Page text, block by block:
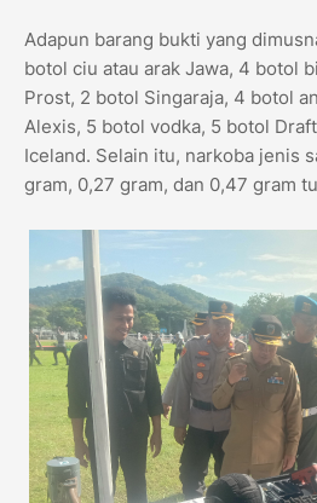
Adapun barang bukti yang
botol ciu atau arak Jawa, 4 botol
Prost, 2 botol Singaraja, 4 botol
Alexis, 5 botol vodka, 5 botol
Iceland. Selain itu, narkoba jenis
gram, 0,27 gram, dan 0,47 gram